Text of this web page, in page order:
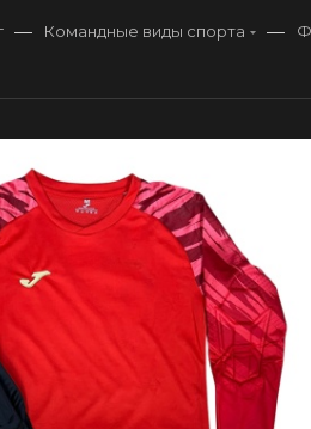
— Командные виды спорта —